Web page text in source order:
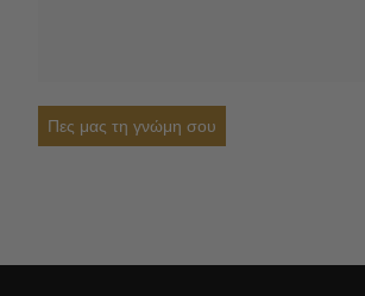
Πες μας τη γνώμη σου